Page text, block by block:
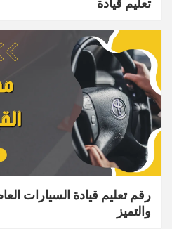
تعليم قيادة
والتميز